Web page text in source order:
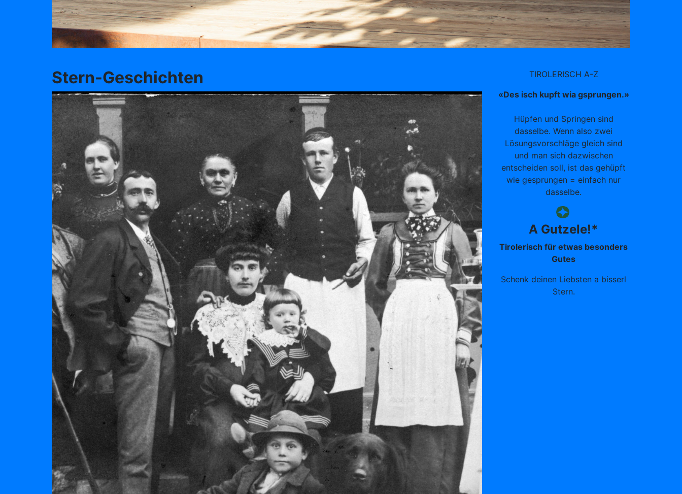
Stern-Geschichten
TIROLERISCH A-Z
«Des isch kupft wia gsprungen.»
Hüpfen und Springen sind
dasselbe. Wenn also zwei
Lösungsvorschläge gleich sind
und man sich dazwischen
entscheiden soll, ist das gehüpft
wie gesprungen = einfach nur
dasselbe.
A Gutzele!*
Tirolerisch für etwas besonders
Gutes
Schenk deinen Liebsten a bisserl
Stern.